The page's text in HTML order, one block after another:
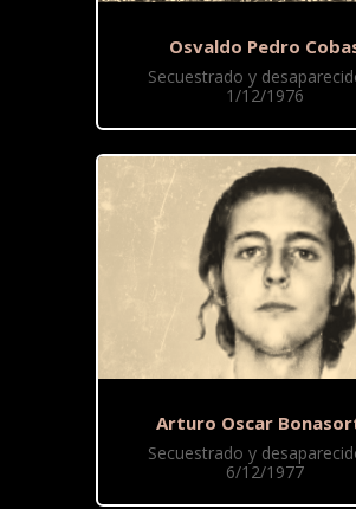
Osvaldo Pedro
Secuestrado y
1/12/1976
Arturo Oscar
Secuestrado y
6/12/1977